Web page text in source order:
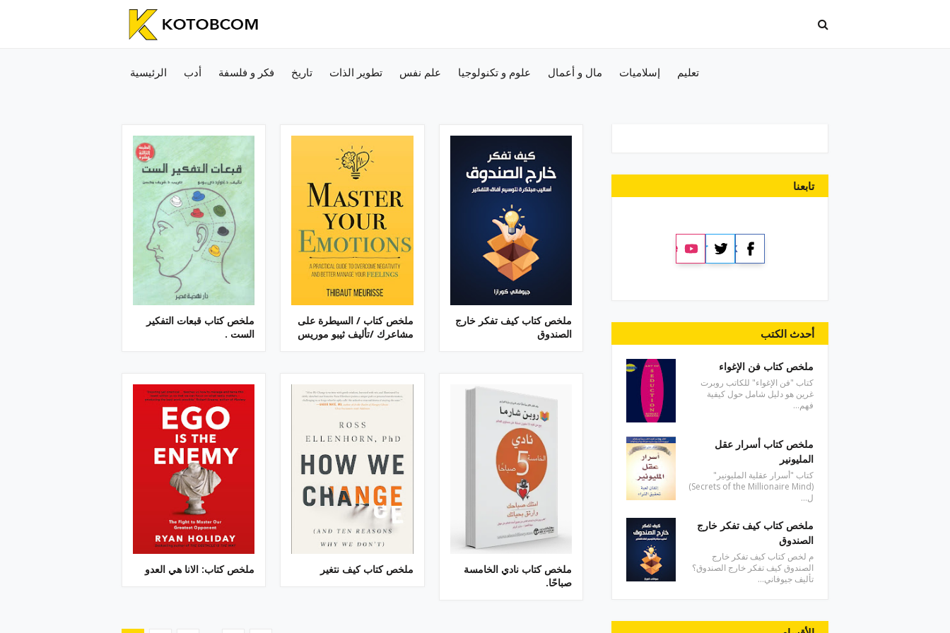
الرئيسية أدب فكر و فلسفة تاريخ تطوير الذات علم نفس علوم و تكنولوجيا مال و أعمال إسلاميات تعليم
ملخص كتاب كيف تفكر خارج
الصندوق
ملخص كتاب / السيطرة على
مشاعرك /تأليف ثيبو موريس
ملخص كتاب قبعات التفكير
الست .
ملخص كتاب نادي الخامسة
صباحًا.
ملخص كتاب كيف نتغير ملخص كتاب: الانا هي العدو
تابعنا
Facebook
Twitter
YouTube
أحدث الكتب
ملخص كتاب فن الإغواء
كتاب "فن الإغواء" للكاتب روبرت
غرين هو دليل شامل حول كيفية
فهم…
ملخص كتاب أسرار عقل
المليونير
كتاب "أسرار عقلية المليونير"
(Secrets of the Millionaire Mind)
ل…
ملخص كتاب كيف تفكر خارج
الصندوق
م لخص كتاب كيف تفكر خارج
الصندوق كيف تفكر خارج الصندوق؟
تأليف جيوفاني…